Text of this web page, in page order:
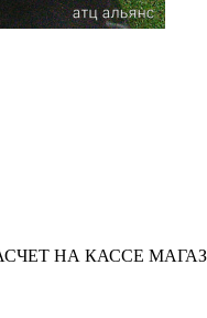
НА КАССЕ МАГАЗИНА!!